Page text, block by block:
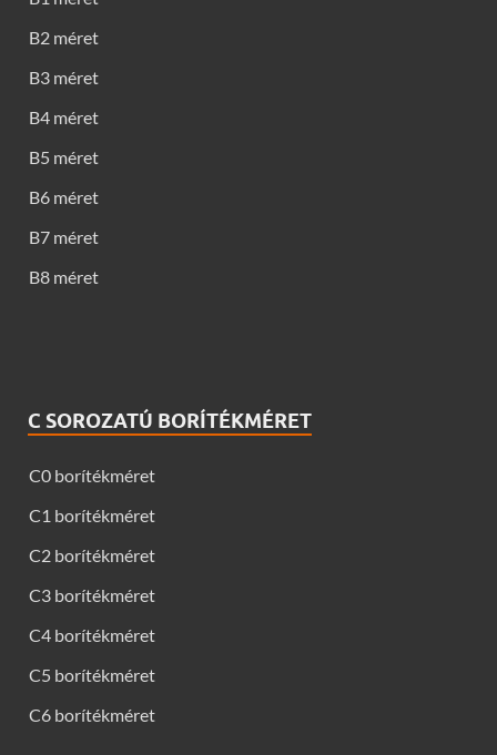
B2 méret
B3 méret
B4 méret
B5 méret
B6 méret
B7 méret
B8 méret
C SOROZATÚ BORÍTÉKMÉRET
C0 borítékméret
C1 borítékméret
C2 borítékméret
C3 borítékméret
C4 borítékméret
C5 borítékméret
C6 borítékméret